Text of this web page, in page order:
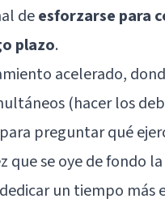
deesforzarse para
plazo.
acelerado,
(hacer los
preguntar qué
que se oye de fondo
un tiempo más